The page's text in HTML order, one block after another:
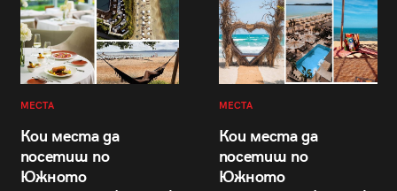
МЕСТА
Кои места да
посетиш по
Южното
МЕСТА
Кои места да
посетиш по
Южното